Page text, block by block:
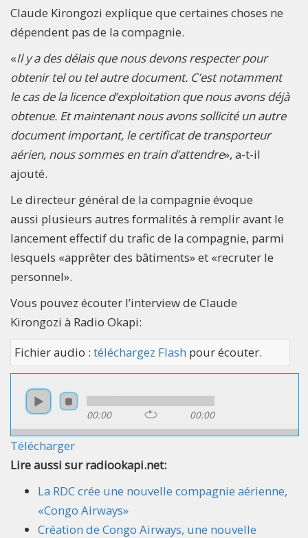
Claude Kirongozi explique que certaines choses ne
dépendent pas de la compagnie.
«Il y a des délais que nous devons respecter pour
obtenir tel ou tel autre document. C’est notamment
le cas de la licence d’exploitation que nous avons déjà
obtenue. Et maintenant nous avons sollicité un autre
document important, le certificat de transporteur
aérien, nous sommes en train d’attendre», a-t-il
ajouté.
Le directeur général de la compagnie évoque
aussi plusieurs autres formalités à remplir avant le
lancement effectif du trafic de la compagnie, parmi
lesquels «apprêter des bâtiments» et «recruter le
personnel».
Vous pouvez écouter l’interview de Claude
Kirongozi à Radio Okapi:
Fichier audio : téléchargez Flash pour écouter.
00:00 00:00
Télécharger
Lire aussi sur radiookapi.net:
La RDC crée une nouvelle compagnie aérienne,
«Congo Airways»
Création de Congo Airways, une nouvelle